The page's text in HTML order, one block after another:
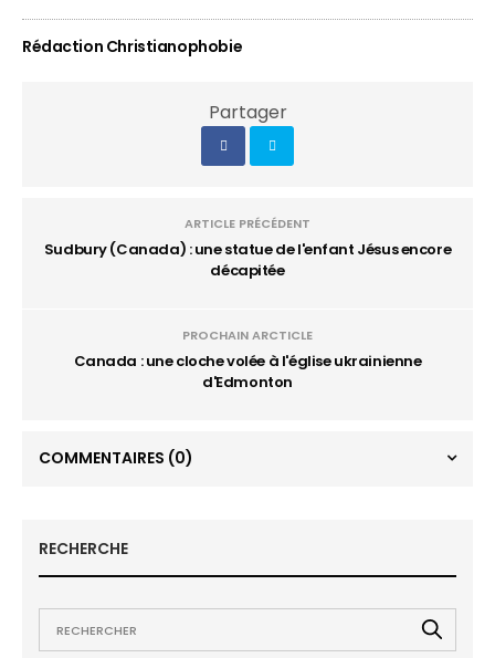
Rédaction Christianophobie
Partager
ARTICLE PRÉCÉDENT
Sudbury (Canada) : une statue de l'enfant Jésus encore
décapitée
PROCHAIN ARCTICLE
Canada : une cloche volée à l'église ukrainienne
d'Edmonton
COMMENTAIRES (0)
RECHERCHE